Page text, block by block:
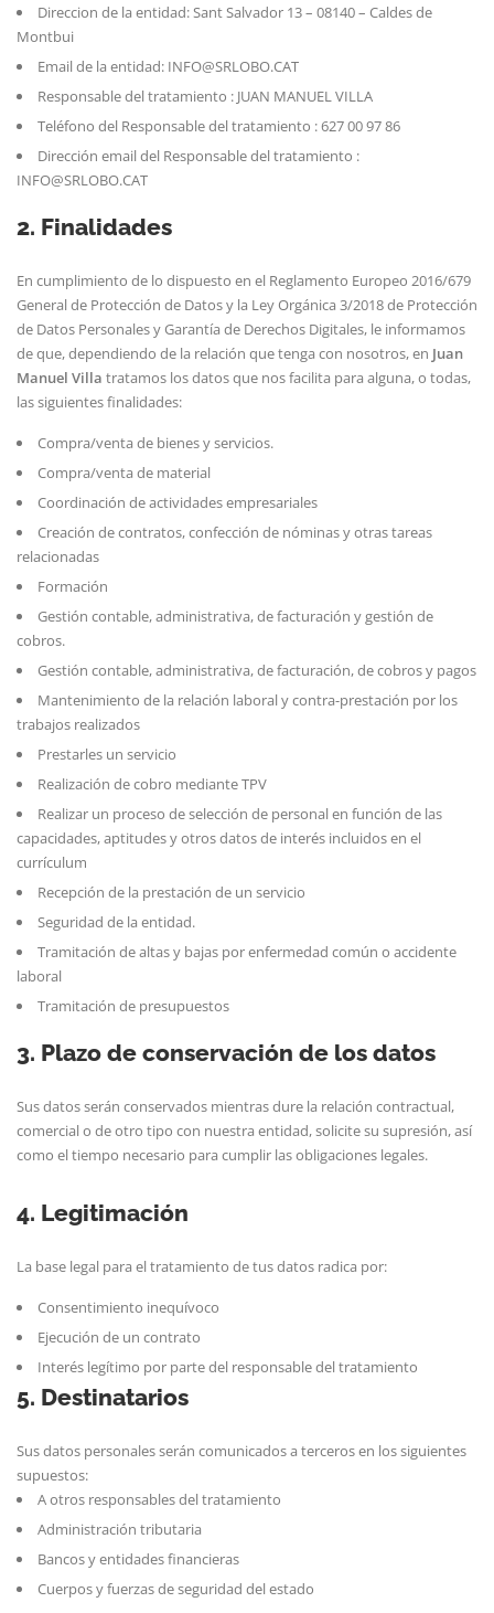
Direccion de la entidad: Sant Salvador 13 – 08140 – Caldes de
Montbui
Email de la entidad: INFO@SRLOBO.CAT
Responsable del tratamiento : JUAN MANUEL VILLA
Teléfono del Responsable del tratamiento :627 00 97 86
Dirección email del Responsable del tratamiento :
INFO@SRLOBO.CAT
2. Finalidades
En cumplimiento de lo dispuesto en el Reglamento Europeo 2016/679
General de Protección de Datos y la Ley Orgánica 3/2018 de Protección
de Datos Personales y Garantía de Derechos Digitales, le informamos
de que, dependiendo de la relación que tenga con nosotros, en Juan
Manuel Villa tratamos los datos que nos facilita para alguna, o todas,
las siguientes finalidades:
Compra/venta de bienes y servicios.
Compra/venta de material
Coordinación de actividades empresariales
Creación de contratos, confección de nóminas y otras tareas
relacionadas
Formación
Gestión contable, administrativa, de facturación y gestión de
cobros.
Gestión contable, administrativa, de facturación, de cobros y pagos
Mantenimiento de la relación laboral y contra-prestación por los
trabajos realizados
Prestarles un servicio
Realización de cobro mediante TPV
Realizar un proceso de selección de personal en función de las
capacidades, aptitudes y otros datos de interés incluidos en el
currículum
Recepción de la prestación de un servicio
Seguridad de la entidad.
Tramitación de altas y bajas por enfermedad común o accidente
laboral
Tramitación de presupuestos
3. Plazo de conservación de los datos
Sus datos serán conservados mientras dure la relación contractual,
comercial o de otro tipo con nuestra entidad, solicite su supresión, así
como el tiempo necesario para cumplir las obligaciones legales.
4. Legitimación
La base legal para el tratamiento de tus datos radica por:
Consentimiento inequívoco
Ejecución de un contrato
Interés legítimo por parte del responsable del tratamiento
5. Destinatarios
Sus datos personales serán comunicados a terceros en los siguientes
supuestos:
A otros responsables del tratamiento
Administración tributaria
Bancos y entidades financieras
Cuerpos y fuerzas de seguridad del estado